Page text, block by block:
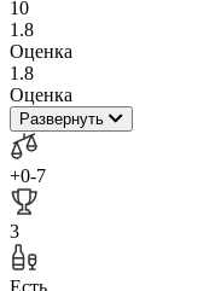
10
1.8
Оценка
1.8
Оценка
Развернуть
+0-7
3
Есть